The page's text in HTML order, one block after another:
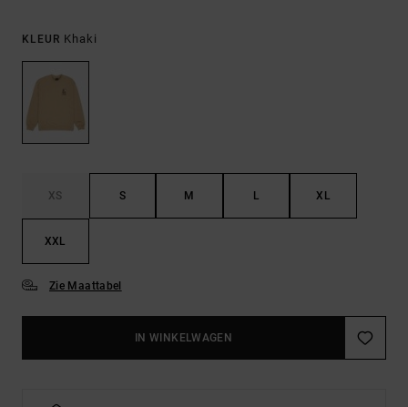
KLEUR Khaki
XS S M L XL
XXL
Zie Maattabel
IN WINKELWAGEN